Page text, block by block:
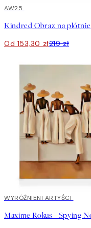
30%*
AW25
Kindred Obraz na płótnie
Od 153,30 zł219 zł
30%*
WYRÓŻNIENI ARTYŚCI